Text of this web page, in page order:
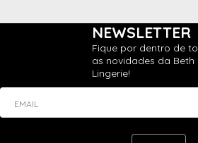
NEWSLETTER
Fique por dentro de
as novidades da Beth
Lingerie!
EMAIL